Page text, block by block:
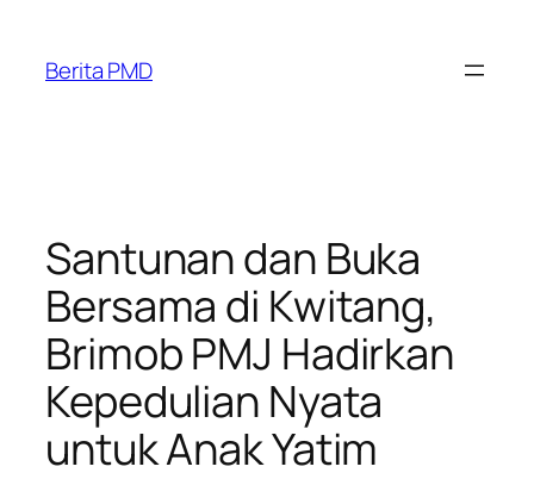
content
Berita PMD
Santunan dan Buka
Bersama di Kwitang,
Brimob PMJ Hadirkan
Kepedulian Nyata
untuk Anak Yatim